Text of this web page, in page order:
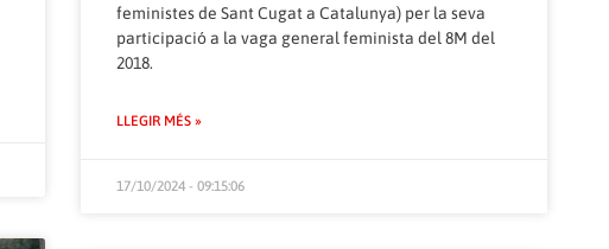
feministes de Sant Cugat a Catalunya) per la seva
participació a la vaga general feminista del 8M del
2018.
LLEGIR MÉS »
17/10/2024 - 09:15:06